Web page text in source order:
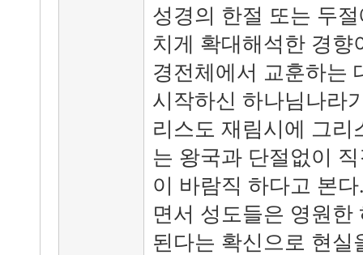
성경의 한절 또는 두
치게 확대해석한 경향
경전체에서 교훈하는
시작하신 하나님나라
리스도 재림시에 그리
는 왕국과 단절없이
이 바람직 하다고 본
면서 성도들은 영원
된다는 확신으로 현실